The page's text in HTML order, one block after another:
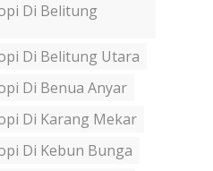
Di Belitung
Di Belitung Utara
Di Benua Anyar
Di Karang Mekar
Di Kebun Bunga